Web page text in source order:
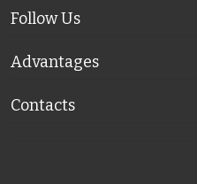
Follow Us
Advantages
Contacts